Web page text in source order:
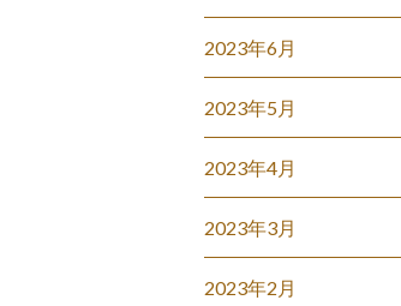
2023年6月
2023年5月
2023年4月
2023年3月
2023年2月